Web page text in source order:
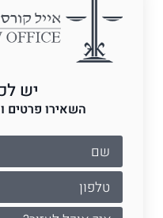
יש
השאירו פרטים